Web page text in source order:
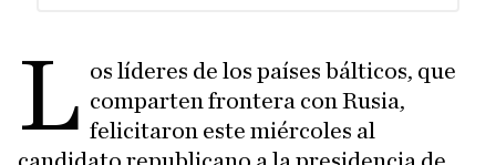
L os líderes de los países bálticos, que
comparten frontera con Rusia,
felicitaron este miércoles al